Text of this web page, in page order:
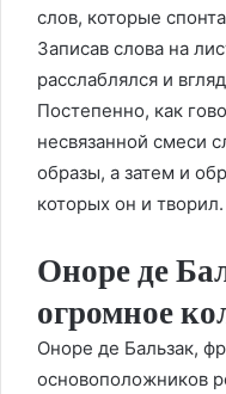
слов, которые
Записав слова на
расслаблялся и
Постепенно, как
несвязанной смеси
образы, а затем и
которых он и творил.
Оноре де
огромное
Оноре де Бальзак,
основоположников